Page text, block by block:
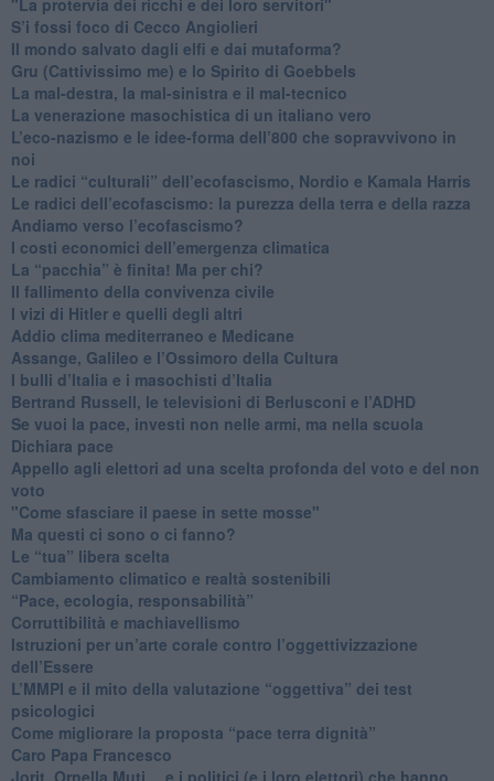
S’i fossi foco di Cecco Angiolieri
​Il mondo salvato dagli elfi e dai mutaforma?
Gru (Cattivissimo me) e lo Spirito di Goebbels
​La mal-destra, la mal-sinistra e il mal-tecnico
​La venerazione masochistica di un italiano vero
​L’eco-nazismo e le idee-forma dell’800 che sopravvivono in
noi
​Le radici “culturali” dell’ecofascismo, Nordio e Kamala Harris
Le radici dell’ecofascismo: la purezza della terra e della razza
Andiamo verso l’ecofascismo?
I costi economici dell’emergenza climatica
​La “pacchia” è finita! Ma per chi?
​Il fallimento della convivenza civile
​I vizi di Hitler e quelli degli altri
Addio clima mediterraneo e Medicane
​Assange, Galileo e l’Ossimoro della Cultura
​I bulli d’Italia e i masochisti d’Italia
​Bertrand Russell, le televisioni di Berlusconi e l’ADHD
​Se vuoi la pace, investi non nelle armi, ma nella scuola
​Dichiara pace
​Appello agli elettori ad una scelta profonda del voto e del non
voto
"Come sfasciare il paese in sette mosse"
​Ma questi ci sono o ci fanno?
​Le “tua” libera scelta
Cambiamento climatico e realtà sostenibili
“Pace, ecologia, responsabilità”
​Corruttibilità e machiavellismo
Istruzioni per un’arte corale contro l’oggettivizzazione
dell’Essere
​L’MMPI e il mito della valutazione “oggettiva” dei test
psicologici
Come migliorare la proposta “pace terra dignità”
Caro Papa Francesco
​Jorit, Ornella Muti… e i politici (e i loro elettori) che hanno